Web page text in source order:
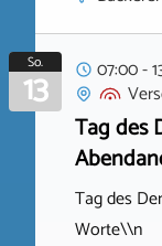
So.
13
07:00 -
Tag des
Tag des
Worte\\n